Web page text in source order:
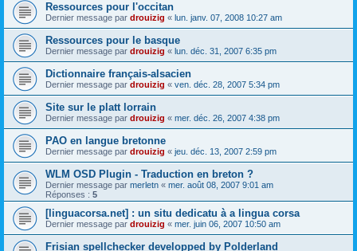
Ressources pour l'occitan
Dernier message par drouizig « lun. janv. 07, 2008 10:27 am
Ressources pour le basque
Dernier message par drouizig « lun. déc. 31, 2007 6:35 pm
Dictionnaire français-alsacien
Dernier message par drouizig « ven. déc. 28, 2007 5:34 pm
Site sur le platt lorrain
Dernier message par drouizig « mer. déc. 26, 2007 4:38 pm
PAO en langue bretonne
Dernier message par drouizig « jeu. déc. 13, 2007 2:59 pm
WLM OSD Plugin - Traduction en breton ?
Dernier message par merletn « mer. août 08, 2007 9:01 am
Réponses : 5
[linguacorsa.net] : un situ dedicatu à a lingua corsa
Dernier message par drouizig « mer. juin 06, 2007 10:50 am
Frisian spellchecker developped by Polderland